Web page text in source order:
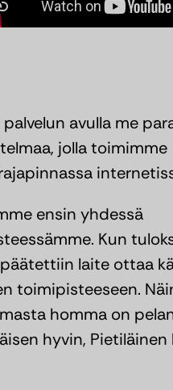
avulla me
jolla toimimme
ensin yhdessä
Kun
päätettiin laite ottaa
toimipisteeseen.
homma on
hyvin, Pietiläinen